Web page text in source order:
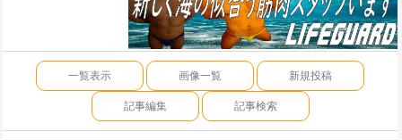
一覧表示 画像一覧 新規投稿
記事編集 記事検索